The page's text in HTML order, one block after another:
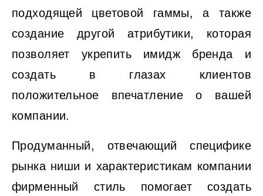
подходящей цветовой гаммы, а также
создание другой атрибутики, которая
позволяет укрепить имидж бренда и
создать в глазах клиентов
положительное впечатление о вашей
компании.
Продуманный, отвечающий специфике
рынка ниши и характеристикам компании
фирменный стиль помогает создать